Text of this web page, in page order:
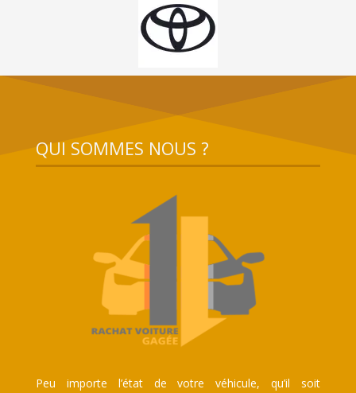
QUI SOMMES NOUS ?
Peu importe l’état de votre véhicule, qu’il soit